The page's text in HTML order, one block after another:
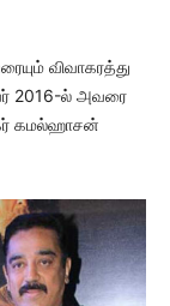
விவாகரத்து
2016-ல் அவரை
கமல்ஹாசன்